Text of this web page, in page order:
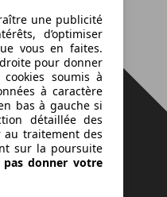
une publicité
d’optimiser
vous en faites.
pour donner
soumis à
à caractère
bas à gauche si
détaillée des
au traitement des
sur la poursuite
pas donner votre